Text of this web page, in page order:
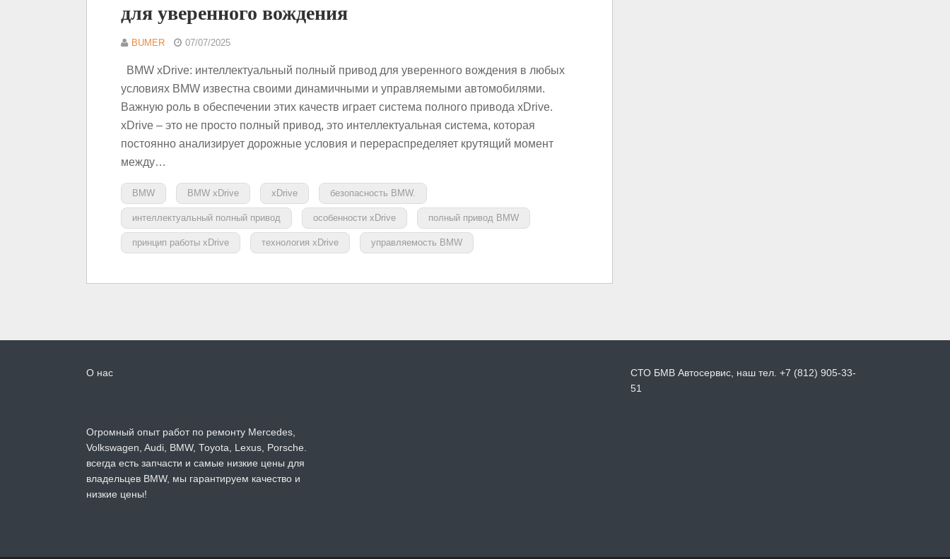
для уверенного вождения
BUMER 07/07/2025
BMW xDrive: интеллектуальный полный привод для уверенного вождения в любых
условиях BMW известна своими динамичными и управляемыми автомобилями.
Важную роль в обеспечении этих качеств играет система полного привода xDrive.
xDrive – это не просто полный привод, это интеллектуальная система, которая
постоянно анализирует дорожные условия и перераспределяет крутящий момент
между…
BMW BMW xDrive xDrive безопасность BMW.
интеллектуальный полный привод особенности xDrive полный привод BMW
принцип работы xDrive технология xDrive управляемость BMW
О нас
Огромный опыт работ по ремонту Mercedes,
Volkswagen, Audi, BMW, Toyota, Lexus, Porsche.
всегда есть запчасти и самые низкие цены для
владельцев BMW, мы гарантируем качество и
низкие цены!
СТО БМВ Автосервис, наш тел. +7 (812) 905-33-
51